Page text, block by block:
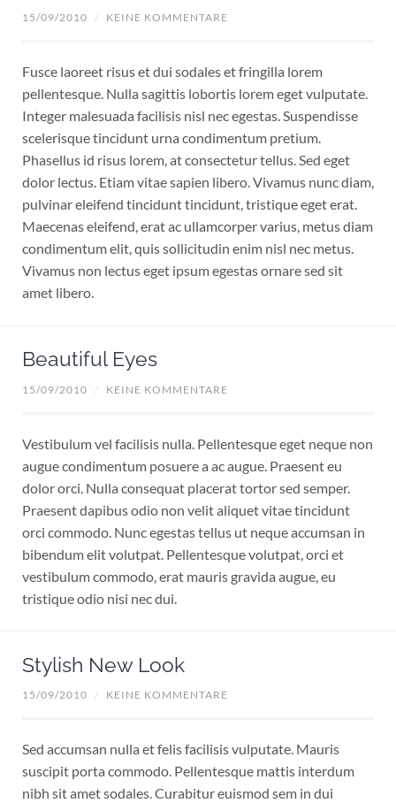
15/09/2010 / KEINE KOMMENTARE
Fusce laoreet risus et dui sodales et fringilla lorem
pellentesque. Nulla sagittis lobortis lorem eget vulputate.
Integer malesuada facilisis nisl nec egestas. Suspendisse
scelerisque tincidunt urna condimentum pretium.
Phasellus id risus lorem, at consectetur tellus. Sed eget
dolor lectus. Etiam vitae sapien libero. Vivamus nunc diam,
pulvinar eleifend tincidunt tincidunt, tristique eget erat.
Maecenas eleifend, erat ac ullamcorper varius, metus diam
condimentum elit, quis sollicitudin enim nisl nec metus.
Vivamus non lectus eget ipsum egestas ornare sed sit
amet libero.
Beautiful Eyes
15/09/2010 / KEINE KOMMENTARE
Vestibulum vel facilisis nulla. Pellentesque eget neque non
augue condimentum posuere a ac augue. Praesent eu
dolor orci. Nulla consequat placerat tortor sed semper.
Praesent dapibus odio non velit aliquet vitae tincidunt
orci commodo. Nunc egestas tellus ut neque accumsan in
bibendum elit volutpat. Pellentesque volutpat, orci et
vestibulum commodo, erat mauris gravida augue, eu
tristique odio nisi nec dui.
Stylish New Look
15/09/2010 / KEINE KOMMENTARE
Sed accumsan nulla et felis facilisis vulputate. Mauris
suscipit porta commodo. Pellentesque mattis interdum
nibh sit amet sodales. Curabitur euismod sem in dui